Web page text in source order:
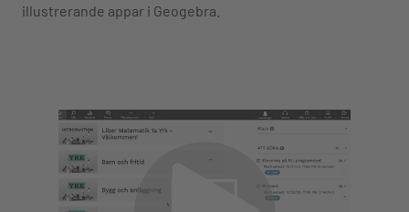
illustrerande appar i Geogebra.